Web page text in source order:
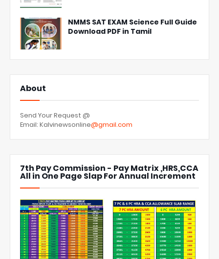
NMMS SAT EXAM Science Full Guide
Download PDF in Tamil
About
Send Your Request @
Email: Kalvinewsonline@gmail.com
7th Pay Commission - Pay Matrix ,HRS,CCA
All in One Page Slap For Annual Increment